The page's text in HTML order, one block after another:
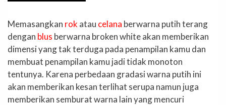
Memasangkan rok atau celana berwarna putih terang
dengan blus berwarna broken white akan memberikan
dimensi yang tak terduga pada penampilan kamu dan
membuat penampilan kamu jadi tidak monoton
tentunya. Karena perbedaan gradasi warna putih ini
akan memberikan kesan terlihat serupa namun juga
memberikan semburat warna lain yang mencuri